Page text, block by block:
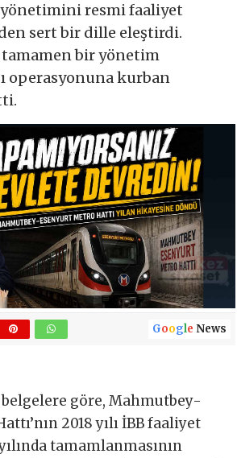
resmi faaliyet
sert bir dille eleştirdi.
bir yönetim
operasyonuna kurban
Google News
göre, Mahmutbey-
2018 yılı İBB faaliyet
tamamlanmasının